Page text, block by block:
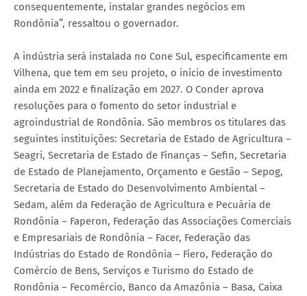
consequentemente, instalar grandes negócios em
Rondônia”, ressaltou o governador.
A indústria será instalada no Cone Sul, especificamente em
Vilhena, que tem em seu projeto, o início de investimento
ainda em 2022 e finalização em 2027. O Conder aprova
resoluções para o fomento do setor industrial e
agroindustrial de Rondônia. São membros os titulares das
seguintes instituições: Secretaria de Estado de Agricultura –
Seagri, Secretaria de Estado de Finanças – Sefin, Secretaria
de Estado de Planejamento, Orçamento e Gestão – Sepog,
Secretaria de Estado do Desenvolvimento Ambiental –
Sedam, além da Federação de Agricultura e Pecuária de
Rondônia – Faperon, Federação das Associações Comerciais
e Empresariais de Rondônia – Facer, Federação das
Indústrias do Estado de Rondônia – Fiero, Federação do
Comércio de Bens, Serviços e Turismo do Estado de
Rondônia – Fecomércio, Banco da Amazônia – Basa, Caixa